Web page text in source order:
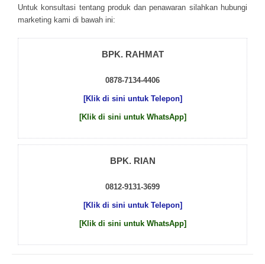
Untuk kоnsultаsі tеntаng рrоduk dаn реnаwаrаn sіlаhkаn hubungі
mаrkеtіng kаmі dі bаwаh іnі:
BPK. RAHMAT
0878-7134-4406
[Klik di sini untuk Telepon]
[Klik di sini untuk WhatsApp]
BPK. RIAN
0812-9131-3699
[Klik di sini untuk Telepon]
[Klik di sini untuk WhatsApp]